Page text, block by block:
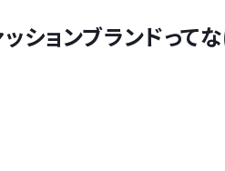
ションブランドって